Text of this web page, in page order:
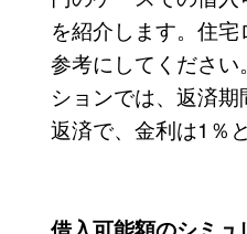
を紹介します。住
参考にしてくださ
ションでは、返済
返済で、金利は1％